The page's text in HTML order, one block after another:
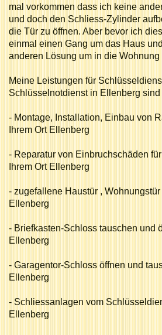
mal vorkommen dass ich keine
und doch den Schliess-Zylinder
die Tür zu öffnen. Aber bevor ich
einmal einen Gang um das Haus
anderen Lösung um in die Wohnung
Meine Leistungen für
Schlüsselnotdienst in Ellenberg sind
- Montage, Installation, Einbau von
Ihrem Ort Ellenberg
- Reparatur von Einbruchschäden
Ihrem Ort Ellenberg
- zugefallene Haustür ,
Ellenberg
- Briefkasten-Schloss tauschen und
Ellenberg
- Garagentor-Schloss öffnen und
Ellenberg
- Schliessanlagen vom
Ellenberg